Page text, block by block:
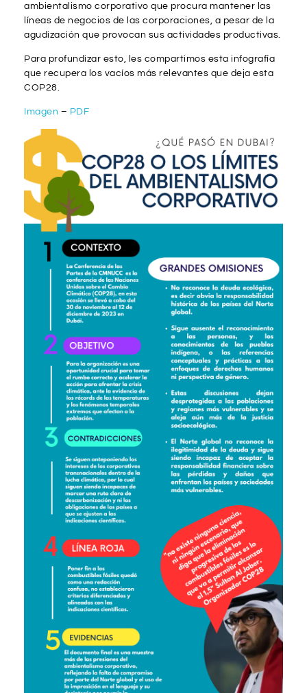
ambientalismo corporativo que procura mantener las
líneas de negocios de las corporaciones, a pesar de la
agudización que provocan sus actividades productivas.
Para profundizar esto, les compartimos esta infografía
que recupera los vacíos más relevantes que deja esta
COP28.
Imagen – PDF